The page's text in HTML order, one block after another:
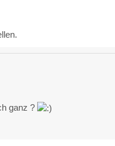
ganz ?